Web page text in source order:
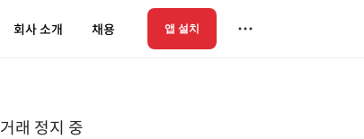
회사 소개 채용 앱 설치
거래 정지 중